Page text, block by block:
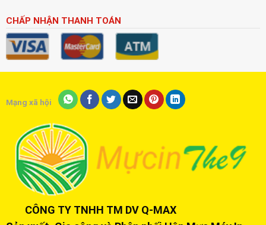
CHẤP NHẬN THANH TOÁN
Mạng xã hội
CÔNG TY TNHH TM DV Q-MAX